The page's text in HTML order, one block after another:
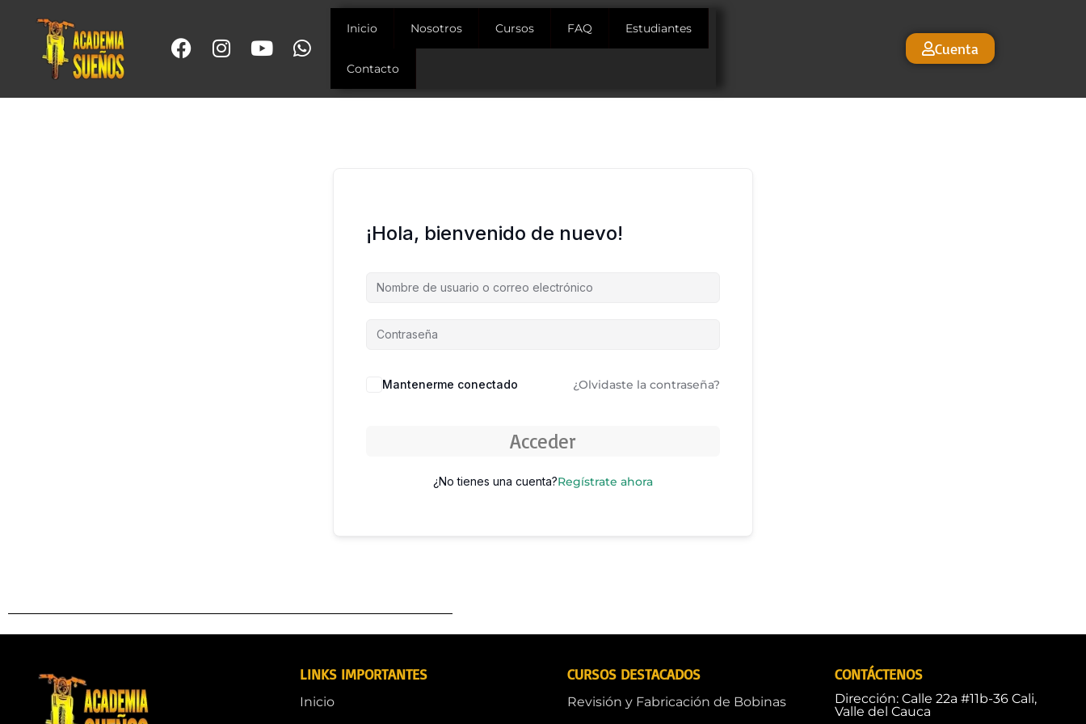
Inicio Nosotros Cursos FAQ Estudiantes
Contacto
Cuenta
¡Hola, bienvenido de nuevo!
Mantenerme conectado ¿Olvidaste la contraseña?
Acceder
¿No tienes una cuenta?Regístrate ahora
LINKS IMPORTANTES
Inicio
CURSOS DESTACADOS
Revisión y Fabricación de Bobinas
CONTÁCTENOS
Dirección: Calle 22a #11b-36 Cali,
Valle del Cauca